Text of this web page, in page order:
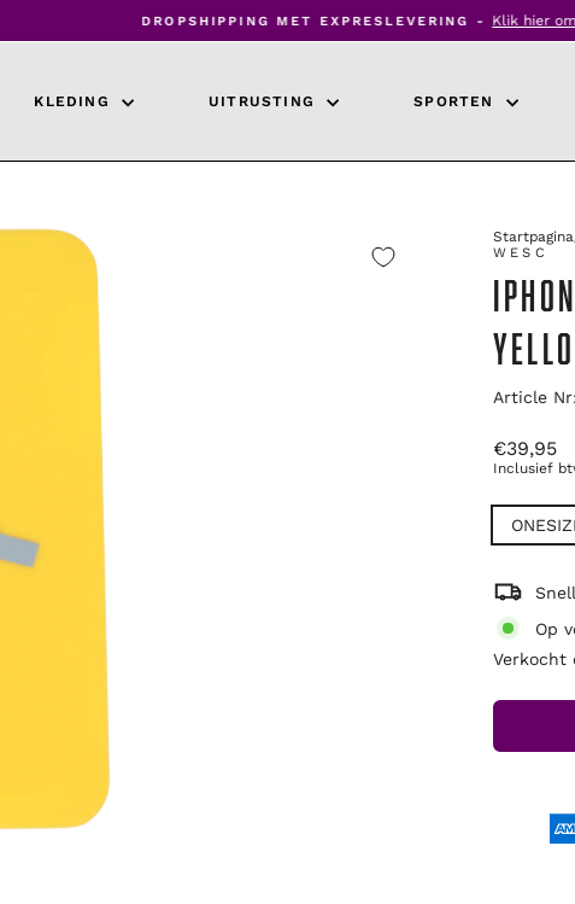
Diavoorstelling
DROPSHIPPING MET EXPRESLEVERING - Klik hier om meer te lezen
KLEDING UITRUSTING SPORTEN
Startpagina
WESC
Article
prijs
€39,95
Inclusief
Op
Verkocht